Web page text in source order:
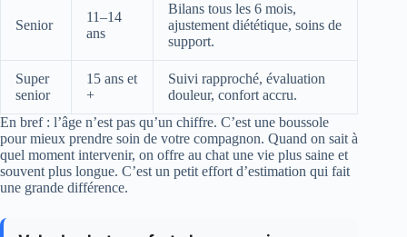
Senior
11–14
ans
Bilans tous les 6 mois,
ajustement diététique, soins de
support.
Super
senior
15 ans et
+
Suivi rapproché, évaluation
douleur, confort accru.
En bref : l’âge n’est pas qu’un chiffre. C’est une boussole
pour mieux prendre soin de votre compagnon. Quand on sait à
quel moment intervenir, on offre au chat une vie plus saine et
souvent plus longue. C’est un petit effort d’estimation qui fait
une grande différence.